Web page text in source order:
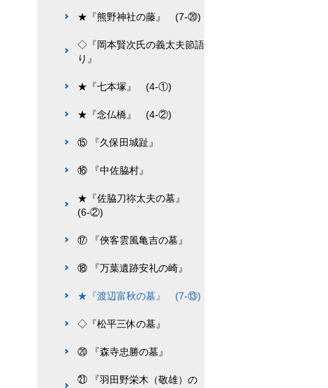
★『熊野神社の藤』 (7-⑳)
◇『岡本賢次氏の義太夫節語
り』
★『七本塚』 (4-①)
★『念仏橋』 (4-②)
⑮ 『久保田城趾』
⑯ 『中佐脇村』
★『佐脇刀祢太夫の墓』
(6-②)
⑰ 『俠客雲風亀吉の墓』
⑱ 『万葉遺跡安礼の崎』
★『渡辺富秋の墓』 (7-⑬)
◇『松平三休の墓』
⑳ 『森寺忠勝の墓』
㉑ 『羽田野栄木（敬雄）の